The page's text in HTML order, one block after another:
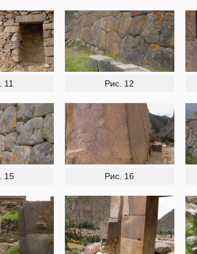
11 Рис. 12
15 Рис. 16